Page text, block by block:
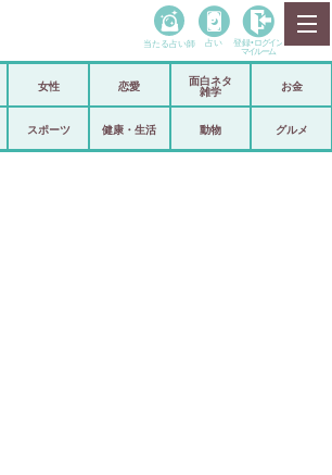
政治
当たる占い師 占い 登録• ログイン
マイルーム
女性 恋愛
面白ネタ
雑学
お金
スポーツ 健康・生活 動物 グルメ